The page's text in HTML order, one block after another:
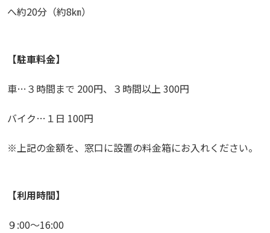
へ約20分（約8㎞）
【駐車料金】
車…３時間まで 200円、３時間以上 300円
バイク…１日 100円
※上記の金額を、窓口に設置の料金箱にお入れください。
【利用時間】
９:00～16:00